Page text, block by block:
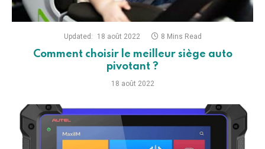
Updated: 18 août 2022 8 Mins Read
Comment choisir le meilleur siège auto
pivotant ?
18 août 2022